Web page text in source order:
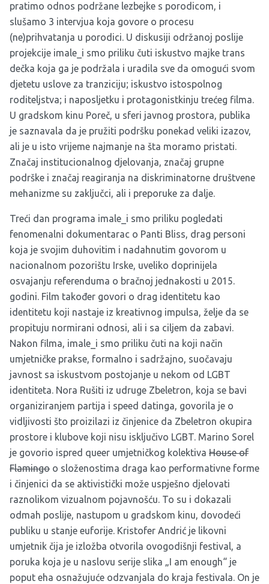
pratimo odnos podržane lezbejke s porodicom, i
slušamo 3 intervjua koja govore o procesu
(ne)prihvatanja u porodici. U diskusiji održanoj poslije
projekcije imale_i smo priliku čuti iskustvo majke trans
dečka koja ga je podržala i uradila sve da omogući svom
djetetu uslove za tranziciju; iskustvo istospolnog
roditeljstva; i naposljetku i protagonistkinju trećeg filma.
U gradskom kinu Poreč, u sferi javnog prostora, publika
je saznavala da je pružiti podršku ponekad veliki izazov,
ali je u isto vrijeme najmanje na šta moramo pristati.
Značaj institucionalnog djelovanja, značaj grupne
podrške i značaj reagiranja na diskriminatorne društvene
mehanizme su zaključci, ali i preporuke za dalje.
Treći dan programa imale_i smo priliku pogledati
fenomenalni dokumentarac o Panti Bliss, drag personi
koja je svojim duhovitim i nadahnutim govorom u
nacionalnom pozorištu Irske, uveliko doprinijela
osvajanju referenduma o bračnoj jednakosti u 2015.
godini. Film također govori o drag identitetu kao
identitetu koji nastaje iz kreativnog impulsa, želje da se
propituju normirani odnosi, ali i sa ciljem da zabavi.
Nakon filma, imale_i smo priliku čuti na koji način
umjetničke prakse, formalno i sadržajno, suočavaju
javnost sa iskustvom postojanje u nekom od LGBT
identiteta. Nora Rušiti iz udruge Zbeletron, koja se bavi
organiziranjem partija i speed datinga, govorila je o
vidljivosti što proizilazi iz činjenice da Zbeletron okupira
prostore i klubove koji nisu isključivo LGBT. Marino Sorel
je govorio ispred queer umjetničkog kolektiva House of
Flamingo o složenostima draga kao performativne forme
i činjenici da se aktivistički može uspješno djelovati
raznolikom vizualnom pojavnošću. To su i dokazali
odmah poslije, nastupom u gradskom kinu, dovodeći
publiku u stanje euforije. Kristofer Andrić je likovni
umjetnik čija je izložba otvorila ovogodišnji festival, a
poruka koja je u naslovu serije slika „I am enough“ je
poput eha osnažujuće odzvanjala do kraja festivala. On je